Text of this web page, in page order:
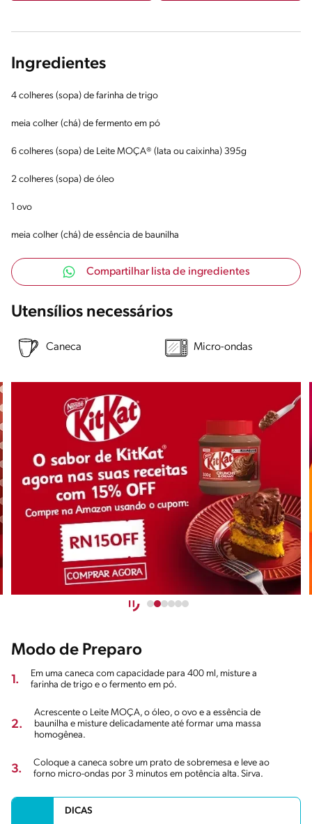
Ingredientes
4 colheres (sopa) de farinha de trigo
meia colher (chá) de fermento em pó
6 colheres (sopa) de Leite MOÇA® (lata ou caixinha) 395g
2 colheres (sopa) de óleo
1 ovo
meia colher (chá) de essência de baunilha
Compartilhar lista de ingredientes
Utensílios necessários
Caneca Micro-ondas
Modo de Preparo
1.
Em uma caneca com capacidade para 400 ml, misture a
farinha de trigo e o fermento em pó.
2.
Acrescente o Leite MOÇA, o óleo, o ovo e a essência de
baunilha e misture delicadamente até formar uma massa
homogênea.
3.
Coloque a caneca sobre um prato de sobremesa e leve ao
forno micro-ondas por 3 minutos em potência alta. Sirva.
DICAS